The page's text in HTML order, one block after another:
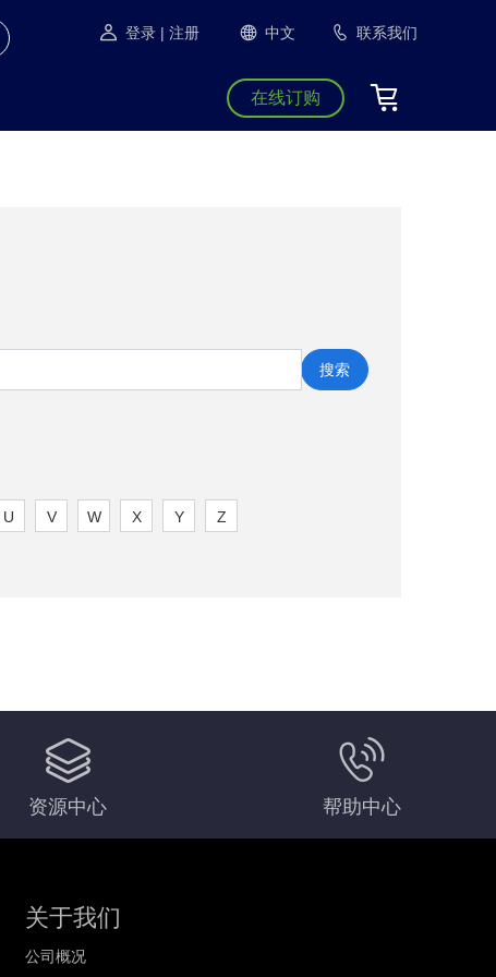
登录 | 注册 中文 联系我们
在线订购
搜索
U V W X Y Z
资源中心 帮助中心
关于我们
公司概况